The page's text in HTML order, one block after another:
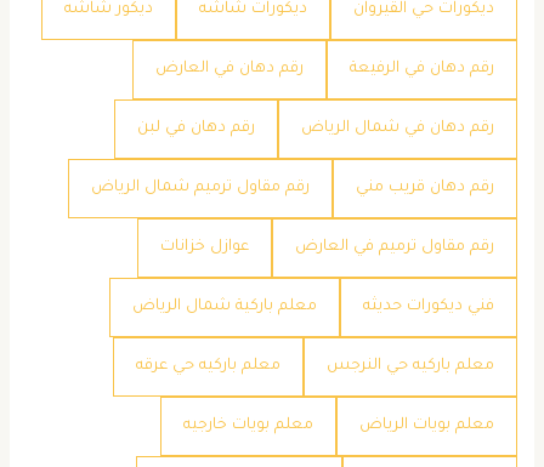
ديكورات حي القيروان ديكورات شاشه ديكور شاشه
رقم دهان في الرفيعة رقم دهان في العارض
رقم دهان في شمال الرياض رقم دهان في لبن
رقم دهان قريب مني رقم مقاول ترميم شمال الرياض
رقم مقاول ترميم في العارض عوازل خزانات
فني ديكورات حديثه معلم باركية شمال الرياض
معلم باركيه حي النرجس معلم باركيه حي عرقه
معلم بويات الرياض معلم بويات خارجيه